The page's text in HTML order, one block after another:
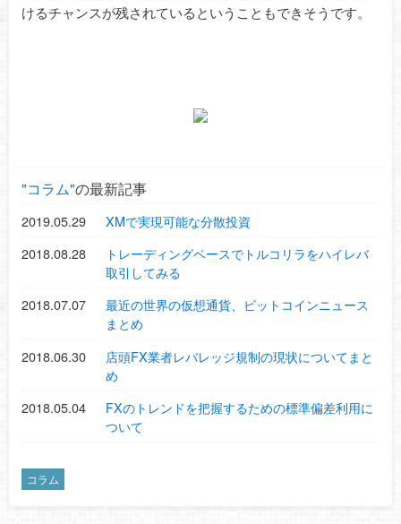
けるチャンスが残されているということもできそうです。
コラム の最新記事
2019.05.29
XMで実現可能な分散投資
2018.08.28
トレーディングベースでトルコリラをハイレバ
取引してみる
2018.07.07
最近の世界の仮想通貨、ビットコインニュース
まとめ
2018.06.30
店頭FX業者レバレッジ規制の現状についてまと
め
2018.05.04
FXのトレンドを把握するための標準偏差利用に
ついて
コラム